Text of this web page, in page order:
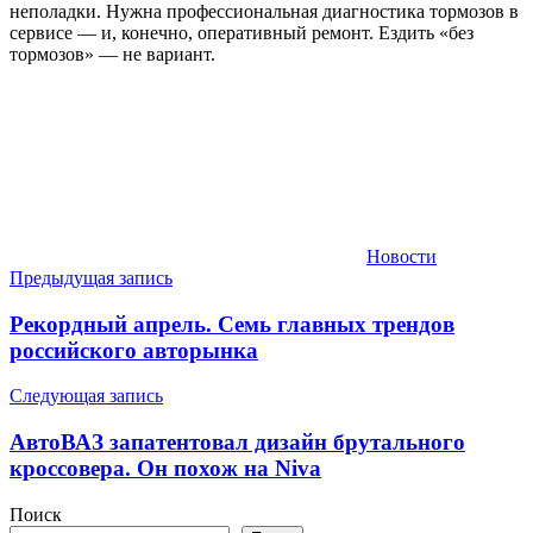
неполадки. Нужна профессиональная диагностика тормозов в
сервисе — и, конечно, оперативный ремонт. Ездить «без
тормозов» — не вариант.
Новости
Навигация
по
записям
Предыдущая запись
Рекордный апрель. Семь главных трендов
российского авторынка
Следующая запись
АвтоВАЗ запатентовал дизайн брутального
кроссовера. Он похож на Niva
Поиск